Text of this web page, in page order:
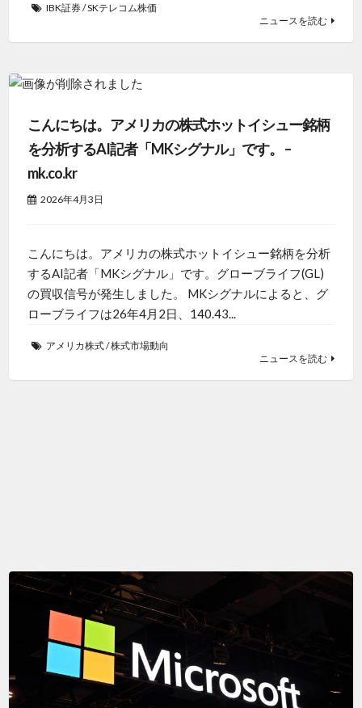
IBK証券/SKテレコム株価
ニュースを読む
こんにちは。アメリカの株式ホットイシュー銘柄
を分析するAI記者「MKシグナル」です。 –
mk.co.kr
2026年4月3日
こんにちは。アメリカの株式ホットイシュー銘柄を分析
するAI記者「MKシグナル」です。グローブライフ(GL)
の買収信号が発生しました。 MKシグナルによると、グ
ローブライフは26年4月2日、140.43...
アメリカ株式/株式市場動向
ニュースを読む